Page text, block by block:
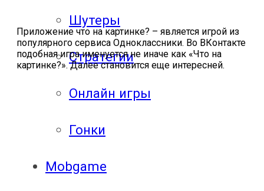
Шутеры
Стратегии
Онлайн игры
Гонки
Mobgame
Приложение что на картинке? – является игрой из
популярного сервиса Одноклассники. Во ВКонтакте
подобная игра именуется не иначе как «Что на
картинке?». Далее становится еще интересней.